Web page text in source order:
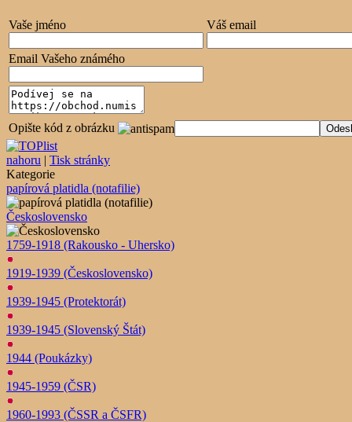
Vaše jméno Váš email
Email Vašeho známého
Opište kód z obrázku
nahoru | Tisk stránky
Kategorie
papírová platidla (notafilie)
Československo
1759-1918 (Rakousko - Uhersko)
1919-1939 (Československo)
1939-1945 (Protektorát)
1939-1945 (Slovenský Štát)
1944 (Poukázky)
1945-1959 (ČSR)
1960-1993 (ČSSR a ČSFR)